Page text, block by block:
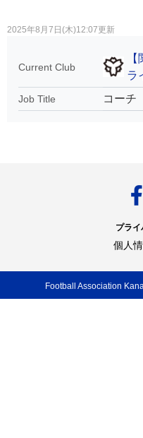
2025年8月7日(木)12:07更新
Current Club
ラ
Job Title コーチ
プラ
個人
Football Association